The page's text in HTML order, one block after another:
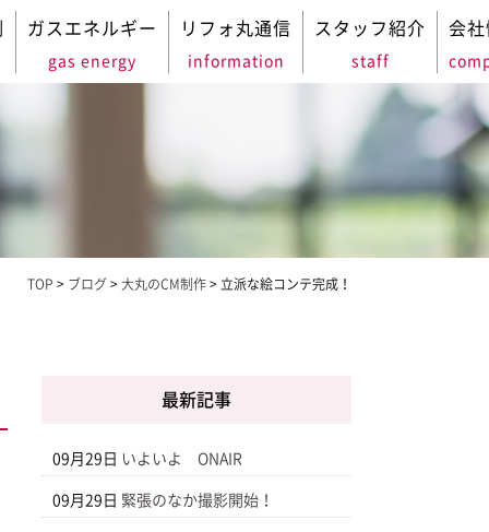
ガスエネルギー
gas energy
リフォ丸通信
information
スタッフ紹介
staff
会
TOP > ブログ> 大丸のCM制作> 立派な絵コンテ完成！
最新記事
09月29日 いよいよ ONAIR
09月29日 緊張のなか撮影開始！